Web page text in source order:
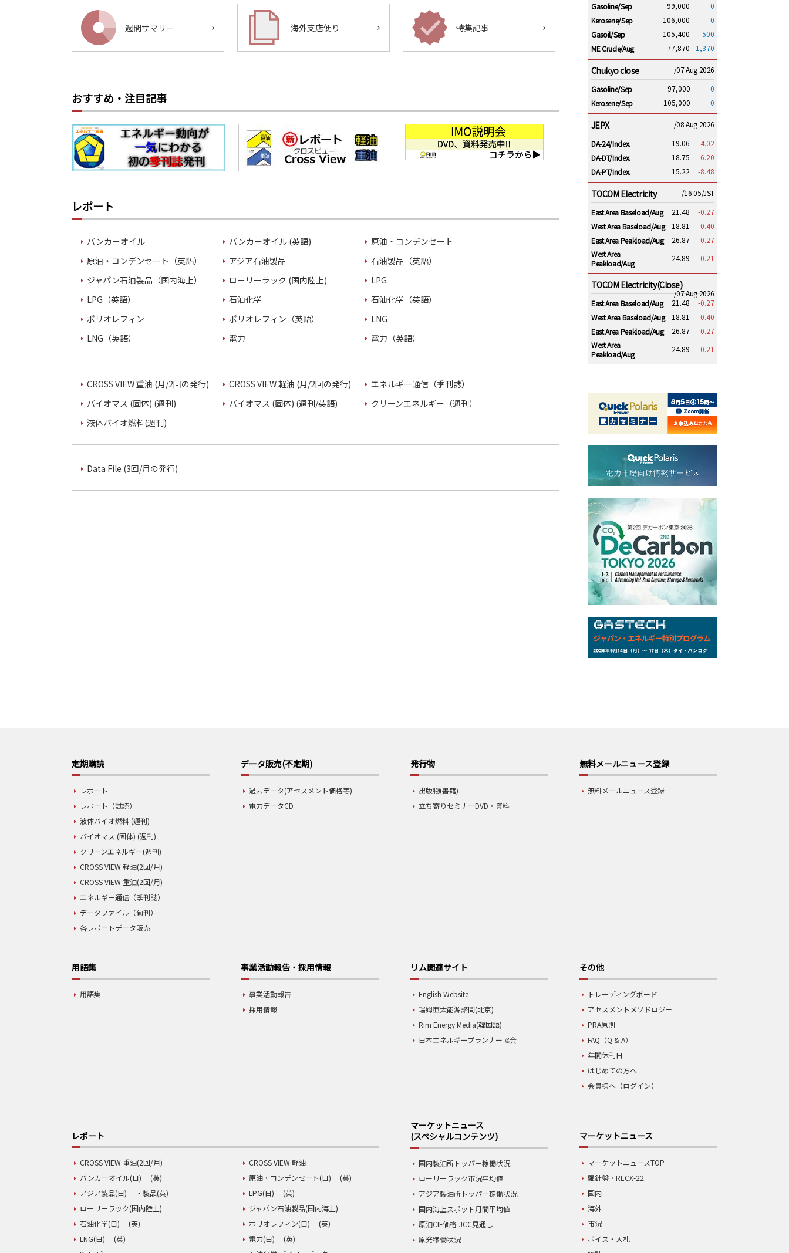
週間サマリー → 海外支店便り → 特集記事 →
おすすめ・注目記事
レポート
バンカーオイル バンカーオイル (英語)
原油・コンデンセート
原油・コンデンセート（英語）
アジア石油製品
石油製品（英語）
ジャパン石油製品（国内海上）
ローリーラック (国内陸上)
LPG
LPG（英語）
石油化学
石油化学（英語）
ポリオレフィン
ポリオレフィン（英語）
LNG
LNG（英語）
電力 電力（英語）
CROSS VIEW 重油 (月/2回の発行) CROSS VIEW 軽油 (月/2回の発行)
エネルギー通信（季刊誌）
バイオマス (固体) (週刊)
バイオマス (固体) (週刊/英語)
クリーンエネルギー（週刊）
液体バイオ燃料(週刊)
Data File (3回/月の発行)
Gasoline/Sep
99,000
0
Kerosene/Sep
106,000
0
Gasoil/Sep
105,400
500
ME Crude/Aug
77,870 1,370
Chukyo close
/07 Aug 2026
Gasoline/Sep
97,000
0
Kerosene/Sep
105,000 0
JEPX
/08 Aug 2026
DA-24/Index.
19.06
-4.02
DA-DT/Index.
18.75
-6.20
DA-PT/Index.
15.22 -8.48
TOCOM Electricity
/16:05/JST
East Area Baseload/Aug
21.48
-0.27
West Area Baseload/Aug
18.81
-0.40
East Area Peakload/Aug
26.87
-0.27
West Area
Peakload/Aug
24.89 -0.21
TOCOM Electricity(Close)
/07 Aug 2026
East Area Baseload/Aug
21.48
-0.27
West Area Baseload/Aug
18.81
-0.40
East Area Peakload/Aug
26.87
-0.27
West Area
Peakload/Aug
24.89 -0.21
定期購読
レポート
レポート（試読）
液体バイオ燃料 (週刊)
バイオマス (固体) (週刊)
クリーンエネルギー(週刊)
CROSS VIEW 軽油(2回/月)
CROSS VIEW 重油(2回/月)
エネルギー通信（季刊誌）
データファイル（旬刊）
各レポートデータ販売
データ販売(不定期)
過去データ(アセスメント価格等)
電力データCD
発行物
出版物(書籍)
立ち寄りセミナーDVD・資料
無料メールニュース登録
無料メールニュース登録
用語集
用語集
事業活動報告・採用情報
事業活動報告
採用情報
リム関連サイト
English Website
瑞姆亜太能源諮問(北京)
Rim Energy Media(韓国語)
日本エネルギープランナー協会
その他
トレーディングボード
アセスメントメソドロジー
PRA原則
FAQ（Q & A）
年間休刊日
はじめての方へ
会員様へ（ログイン）
レポート
CROSS VIEW 重油(2回/月)
CROSS VIEW 軽油
バンカーオイル(日)
(英) 原油・コンデンセート(日)
(英)
アジア製品(日)
・製品(英) LPG(日)
(英)
ローリーラック(国内陸上)
ジャパン石油製品(国内海上)
石油化学(日)
(英) ポリオレフィン(日)
(英)
LNG(日)
(英) 電力(日)
(英)
マーケットニュース
(スペシャルコンテンツ)
国内製油所トッパー稼働状況
ローリーラック市況平均値
アジア製油所トッパー稼働状況
国内海上スポット月間平均値
原油CIF価格-JCC見通し
原発稼働状況
マーケットニュース
マーケットニュースTOP
羅針盤・RECX-22
国内
海外
市況
ボイス・入札